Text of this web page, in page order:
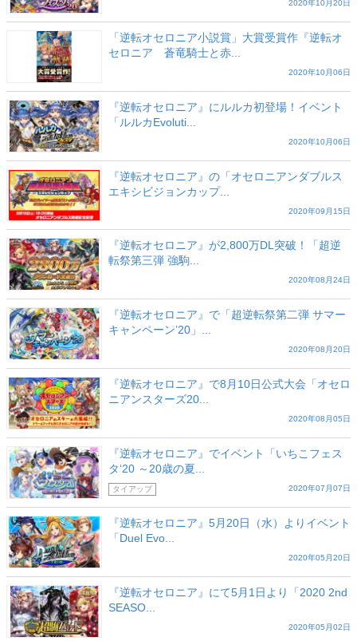
2020年10月20日
「逆転オセロニア小説賞」大賞受賞作『逆転オ
セロニア 蒼竜騎士と赤...
2020年10月06日
『逆転オセロニア』にルルカ初登場！イベント
「ルルカEvoluti...
2020年10月06日
『逆転オセロニア』の「オセロニアンダブルス
エキシビジョンカップ...
2020年09月15日
『逆転オセロニア』が2,800万DL突破！「超逆
転祭第三弾 強駒...
2020年08月24日
『逆転オセロニア』で「超逆転祭第二弾 サマー
キャンペーン’20」...
2020年08月20日
『逆転オセロニア』で8月10日公式大会「オセロ
ニアンスターズ20...
2020年08月05日
『逆転オセロニア』でイベント「いちこフェス
タ‘20 ～20歳の夏...
2020年07月07日
タイアップ
『逆転オセロニア』5月20日（水）よりイベント
「Duel Evo...
2020年05月20日
『逆転オセロニア』にて5月1日より「2020 2nd
SEASO...
2020年05月02日